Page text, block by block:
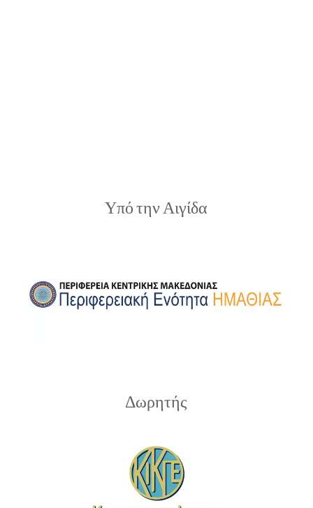
Υπό την Αιγίδα
Δωρητής